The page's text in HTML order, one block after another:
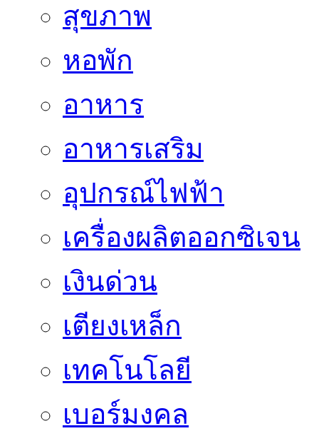
สุขภาพ
หอพัก
อาหาร
อาหารเสริม
อุปกรณ์ไฟฟ้า
เครื่องผลิตออกซิเจน
เงินด่วน
เตียงเหล็ก
เทคโนโลยี
เบอร์มงคล